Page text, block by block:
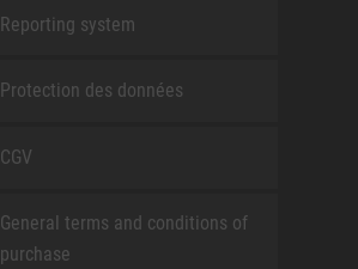
Reporting system
Protection des données
CGV
General terms and conditions of
purchase